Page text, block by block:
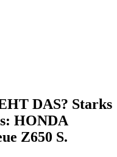
DAS? Starks
HONDA
Z650 S.